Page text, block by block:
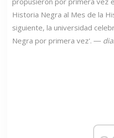
Historia Negra al Mes de la
siguiente, la universidad
Negra por primera vez'. ―